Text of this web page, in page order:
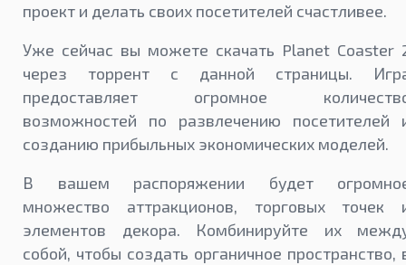
проект и делать своих посетителей счастливее.
Уже сейчас вы можете скачать Planet Coaster
через торрент с данной страницы.
предоставляет огромное
возможностей по развлечению посетителей
созданию прибыльных экономических моделей.
В вашем распоряжении будет
множество аттракционов, торговых точек
элементов декора. Комбинируйте их
собой, чтобы создать органичное пространство,